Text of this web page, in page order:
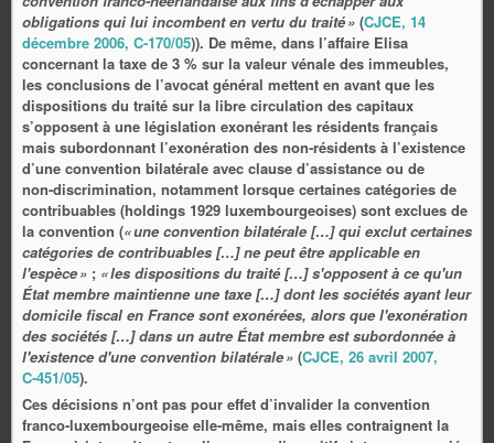
obligations qui lui incombent en vertu du traité » (CJCE, 14
décembre 2006, C‑170/05)). De même, dans l’affaire Elisa
concernant la taxe de 3 % sur la valeur vénale des immeubles,
les conclusions de l’avocat général mettent en avant que les
dispositions du traité sur la libre circulation des capitaux
s’opposent à une législation exonérant les résidents français
mais subordonnant l’exonération des non‑résidents à l’existence
d’une convention bilatérale avec clause d’assistance ou de
non‑discrimination, notamment lorsque certaines catégories de
contribuables (holdings 1929 luxembourgeoises) sont exclues de
la convention (« une convention bilatérale […] qui exclut certaines
catégories de contribuables […] ne peut être applicable en
l'espèce » ; « les dispositions du traité […] s'opposent à ce qu'un
État membre maintienne une taxe […] dont les sociétés ayant leur
domicile fiscal en France sont exonérées, alors que l'exonération
des sociétés […] dans un autre État membre est subordonnée à
l'existence d'une convention bilatérale » (CJCE, 26 avril 2007,
C‑451/05).
Ces décisions n’ont pas pour effet d’invalider la convention
franco‑luxembourgeoise elle‑même, mais elles contraignent la